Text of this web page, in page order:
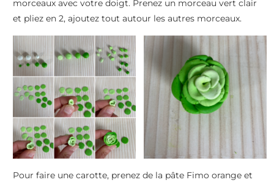
morceaux avec votre doigt. Prenez un morceau vert clair
et pliez en 2, ajoutez tout autour les autres morceaux.
Pour faire une carotte, prenez de la pâte Fimo orange et